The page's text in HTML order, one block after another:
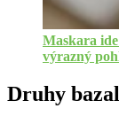
Maskara
výrazný
Druhy